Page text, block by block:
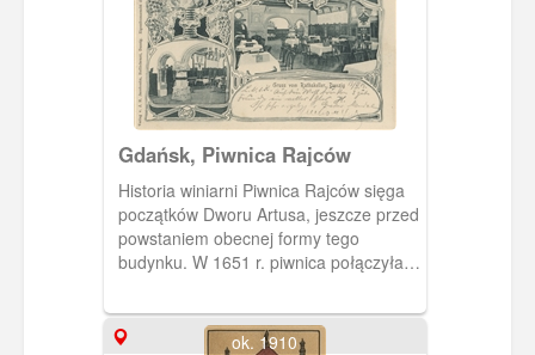
Gdańsk, Piwnica Rajców
Historia winiarni Piwnica Rajców sięga
początków Dworu Artusa, jeszcze przed
powstaniem obecnej formy tego
budynku. W 1651 r. piwnica połączyła
Dworu Artusa.
ok. 1910